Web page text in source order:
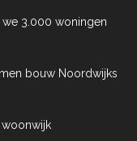
we 3.000 woningen
bouw Noordwijks